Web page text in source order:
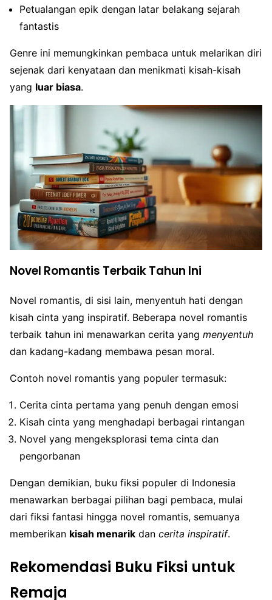
Petualangan epik dengan latar belakang sejarah
fantastis
Genre ini memungkinkan pembaca untuk melarikan diri
sejenak dari kenyataan dan menikmati kisah-kisah
yang luar biasa.
Novel Romantis Terbaik Tahun Ini
Novel romantis, di sisi lain, menyentuh hati dengan
kisah cinta yang inspiratif. Beberapa novel romantis
terbaik tahun ini menawarkan cerita yang menyentuh
dan kadang-kadang membawa pesan moral.
Contoh novel romantis yang populer termasuk:
Cerita cinta pertama yang penuh dengan emosi
Kisah cinta yang menghadapi berbagai rintangan
Novel yang mengeksplorasi tema cinta dan
pengorbanan
Dengan demikian, buku fiksi populer di Indonesia
menawarkan berbagai pilihan bagi pembaca, mulai
dari fiksi fantasi hingga novel romantis, semuanya
memberikan kisah menarik dan cerita inspiratif.
Rekomendasi Buku Fiksi untuk
Remaja